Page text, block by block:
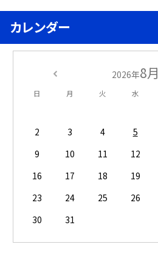
カレンダー
2026年8月
日 月 火 水
2
3 4 5
9
10 11 12
16
17 18 19
23
24 25 26
30
31